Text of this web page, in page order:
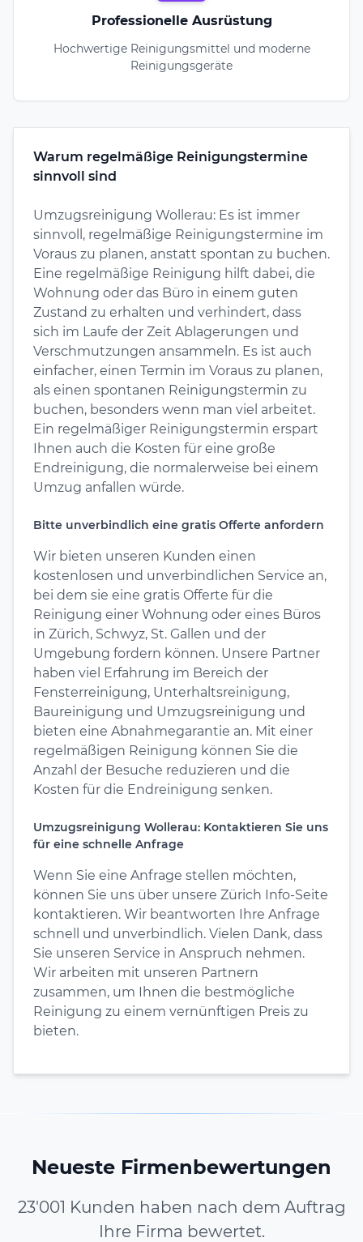
Professionelle Ausrüstung
Hochwertige Reinigungsmittel und moderne
Reinigungsgeräte
Warum regelmäßige Reinigungstermine
sinnvoll sind
Umzugsreinigung Wollerau: Es ist immer
sinnvoll, regelmäßige Reinigungstermine im
Voraus zu planen, anstatt spontan zu buchen.
Eine regelmäßige Reinigung hilft dabei, die
Wohnung oder das Büro in einem guten
Zustand zu erhalten und verhindert, dass
sich im Laufe der Zeit Ablagerungen und
Verschmutzungen ansammeln. Es ist auch
einfacher, einen Termin im Voraus zu planen,
als einen spontanen Reinigungstermin zu
buchen, besonders wenn man viel arbeitet.
Ein regelmäßiger Reinigungstermin erspart
Ihnen auch die Kosten für eine große
Endreinigung, die normalerweise bei einem
Umzug anfallen würde.
Bitte unverbindlich eine gratis Offerte anfordern
Wir bieten unseren Kunden einen
kostenlosen und unverbindlichen Service an,
bei dem sie eine gratis Offerte für die
Reinigung einer Wohnung oder eines Büros
in Zürich, Schwyz, St. Gallen und der
Umgebung fordern können. Unsere Partner
haben viel Erfahrung im Bereich der
Fensterreinigung, Unterhaltsreinigung,
Baureinigung und Umzugsreinigung und
bieten eine Abnahmegarantie an. Mit einer
regelmäßigen Reinigung können Sie die
Anzahl der Besuche reduzieren und die
Kosten für die Endreinigung senken.
Umzugsreinigung Wollerau: Kontaktieren Sie uns
für eine schnelle Anfrage
Wenn Sie eine Anfrage stellen möchten,
können Sie uns über unsere Zürich Info-Seite
kontaktieren. Wir beantworten Ihre Anfrage
schnell und unverbindlich. Vielen Dank, dass
Sie unseren Service in Anspruch nehmen.
Wir arbeiten mit unseren Partnern
zusammen, um Ihnen die bestmögliche
Reinigung zu einem vernünftigen Preis zu
bieten.
Neueste Firmenbewertungen
23'001 Kunden haben nach dem Auftrag
Ihre Firma bewertet.